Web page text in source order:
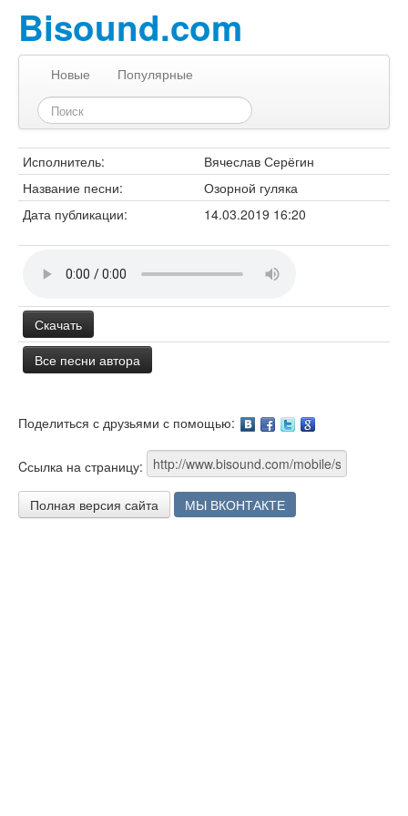
Bisound.com
Новые Популярные
Исполнитель:
Вячеслав Серёгин
Название песни:
Озорной гуляка
Дата публикации:
14.03.2019 16:20
Скачать
Все песни автора
Поделиться с друзьями с помощью:
Cсылка на страницу:
Полная версия сайта МЫ ВКОНТАКТЕ